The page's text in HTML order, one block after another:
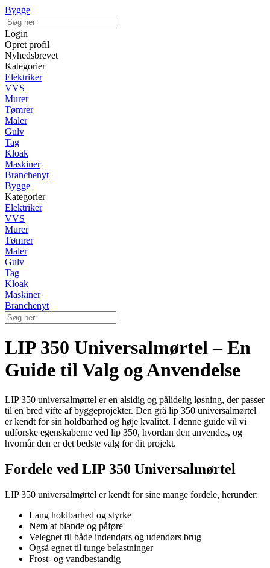
Bygge
Login
Opret profil
Nyhedsbrevet
Kategorier
Elektriker
VVS
Murer
Tømrer
Maler
Gulv
Tag
Kloak
Maskiner
Branchenyt
Bygge
Kategorier
Elektriker
VVS
Murer
Tømrer
Maler
Gulv
Tag
Kloak
Maskiner
Branchenyt
LIP 350 Universalmørtel – En
Guide til Valg og Anvendelse
LIP 350 universalmørtel er en alsidig og pålidelig løsning, der passer
til en bred vifte af byggeprojekter. Den grå lip 350 universalmørtel
er kendt for sin holdbarhed og høje kvalitet. I denne guide vil vi
udforske egenskaberne ved lip 350, hvordan den anvendes, og
hvornår den er det bedste valg for dit projekt.
Fordele ved LIP 350 Universalmørtel
LIP 350 universalmørtel er kendt for sine mange fordele, herunder:
Lang holdbarhed og styrke
Nem at blande og påføre
Velegnet til både indendørs og udendørs brug
Også egnet til tunge belastninger
Frost- og vandbestandig